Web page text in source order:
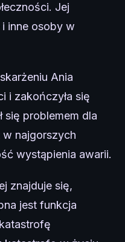
Jej
inne osoby w
Ania
i zakończyła się
się problemem dla
najgorszych
wystąpienia awarii.
znajduje się,
jest funkcja